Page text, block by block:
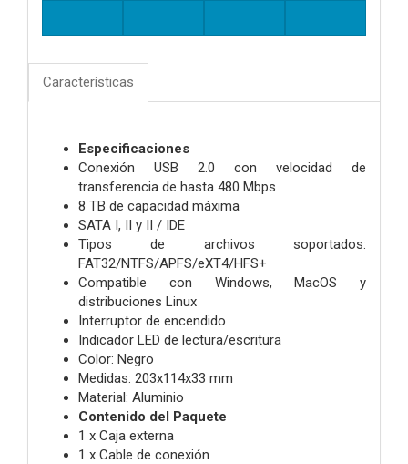
Características
Especificaciones
Conexión USB 2.0 con velocidad de
transferencia de hasta 480 Mbps
8 TB de capacidad máxima
SATA I, II y II / IDE
Tipos de archivos soportados:
FAT32/NTFS/APFS/eXT4/HFS+
Compatible con Windows, MacOS y
distribuciones Linux
Interruptor de encendido
Indicador LED de lectura/escritura
Color: Negro
Medidas: 203x114x33 mm
Material: Aluminio
Contenido del Paquete
1 x Caja externa
1 x Cable de conexión